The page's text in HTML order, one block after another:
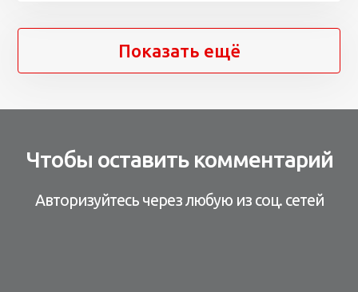
Показать ещё
Чтобы оставить комментарий
Авторизуйтесь через любую из соц. сетей